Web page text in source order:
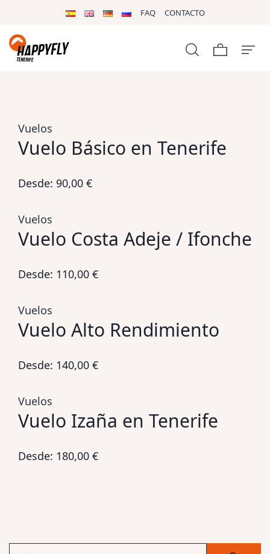
FAQ CONTACTO
Vuelos
Vuelo Básico en Tenerife
Desde: 90,00 €
Vuelos
Vuelo Costa Adeje / Ifonche
Desde: 110,00 €
Vuelos
Vuelo Alto Rendimiento
Desde: 140,00 €
Vuelos
Vuelo Izaña en Tenerife
Desde: 180,00 €